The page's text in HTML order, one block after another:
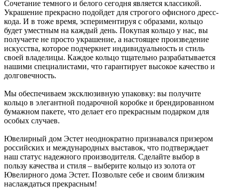
Сочетание темного и белого сегодня является классикой.
Украшение прекрасно подойдет для строгого офисного дресс-
кода. И в тоже время, эспериментируя с образами, кольцо
будет уместным на каждый день. Покупая кольцо у нас, вы
получаете не просто украшение, а настоящее произведение
искусства, которое подчеркнет индивидуальность и стиль
своей владелицы. Каждое кольцо тщательно разрабатывается
нашими специалистами, что гарантирует высокое качество и
долговечность.
Мы обеспечиваем эксклюзивную упаковку: вы получите
кольцо в элегантной подарочной коробке и брендированном
бумажном пакете, что делает его прекрасным подарком для
особых случаев.
Ювелирный дом Эстет неоднократно признавался призером
российских и международных выставок, что подтверждает
наш статус надежного производителя. Сделайте выбор в
пользу качества и стиля – выберите кольцо из золота от
Ювелирного дома Эстет. Позвольте себе и своим близким
наслаждаться прекрасным!